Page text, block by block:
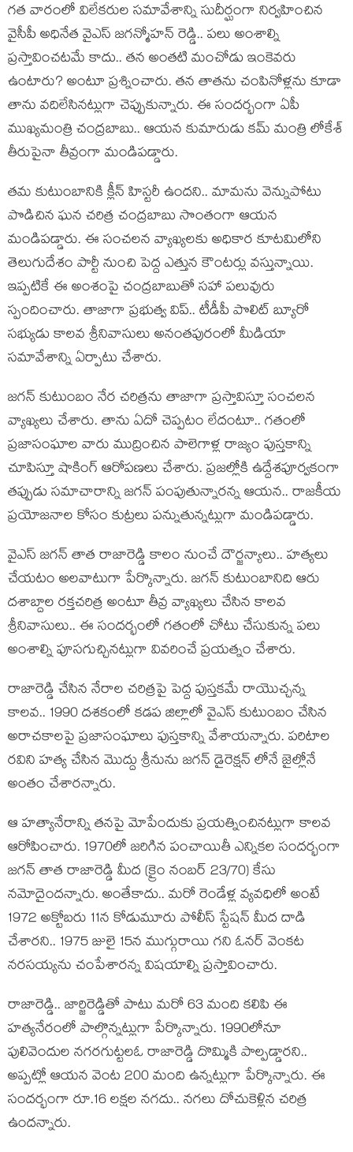
గ‌త వారంలో విలేక‌రుల స‌మావేశాన్ని సుదీర్ఘంగా నిర్వ‌హించిన
వైసీపీ అధినేత వైఎస్ జ‌గ‌న్మోహ‌న్ రెడ్డి.. ప‌లు అంశాల్ని
ప్ర‌స్తావించ‌ట‌మే కాదు.. త‌న అంత‌టి మంచోడు ఇంకెవ‌రు
ఉంటారు? అంటూ ప్ర‌శ్నించారు. త‌న తాత‌ను చంపినోళ్ల‌ను కూడా
తాను వ‌దిలేసినట్లుగా చెప్పుకున్నారు. ఈ సంద‌ర్భంగా ఏపీ
ముఖ్య‌మంత్రి చంద్ర‌బాబు.. ఆయ‌న కుమారుడు క‌మ్ మంత్రి లోకేశ్
తీరుపైనా తీవ్రంగా మండిప‌డ్డారు.
త‌మ కుటుంబానికి క్లీన్ హిస్ట‌రీ ఉంద‌ని.. మామ‌ను వెన్నుపోటు
పొడిచిన ఘ‌న చ‌రిత్ర చంద్ర‌బాబు సొంతంగా ఆయ‌న
మండిప‌డ్డారు. ఈ సంచ‌ల‌న వ్యాఖ్య‌ల‌కు అధికార కూట‌మిలోని
తెలుగుదేశం పార్టీ నుంచి పెద్ద ఎత్తున కౌంట‌ర్లు వ‌స్తున్నాయి.
ఇప్ప‌టికే ఈ అంశంపై చంద్ర‌బాబుతో స‌హా ప‌లువురు
స్పందించారు. తాజాగా ప్ర‌భుత్వ విప్.. టీడీపీ పొలిట్ బ్యూరో
స‌భ్యుడు కాల‌వ శ్రీనివాసులు అనంత‌పురంలో మీడియా
స‌మావేశాన్ని ఏర్పాటు చేశారు.
జ‌గ‌న్ కుటుంబం నేర చ‌రిత్ర‌ను తాజాగా ప్ర‌స్తావిస్తూ సంచ‌ల‌న
వ్యాఖ్య‌లు చేశారు. తాను ఏదో చెప్ప‌టం లేదంటూ.. గ‌తంలో
ప్ర‌జాసంఘాల వారు ముద్రించిన పాలెగాళ్ల రాజ్యం పుస్త‌కాన్ని
చూపిస్తూ షాకింగ్ ఆరోప‌ణ‌లు చేశారు. ప్ర‌జ‌ల్లోకి ఉద్దేశ‌పూర్వ‌కంగా
త‌ప్పుడు స‌మాచారాన్ని జ‌గ‌న్ పంపుతున్నార‌న్న ఆయ‌న‌.. రాజ‌కీయ
ప్ర‌యోజ‌నాల కోసం కుట్ర‌లు ప‌న్నుతున్న‌ట్లుగా మండిప‌డ్డారు.
వైఎస్ జ‌గ‌న్ తాత రాజారెడ్డి కాలం నుంచే దౌర్జ‌న్యాలు.. హ‌త్య‌లు
చేయ‌టం అల‌వాటుగా పేర్కొన్నారు. జ‌గ‌న్ కుటుంబానిది ఆరు
ద‌శాబ్దాల ర‌క్త‌చ‌రిత్ర అంటూ తీవ్ర వ్యాఖ్య‌లు చేసిన కాల‌వ
శ్రీనివాసులు.. ఈ సంద‌ర్భంలో గ‌తంలో చోటు చేసుకున్న ప‌లు
అంశాల్ని పూస‌గుచ్చిన‌ట్లుగా వివ‌రించే ప్ర‌య‌త్నం చేశారు.
రాజారెడ్డి చేసిన నేరాల చ‌రిత్ర‌పై పెద్ద పుస్త‌క‌మే రాయొచ్చ‌న్న
కాల‌వ‌.. 1990 ద‌శ‌కంలో క‌డ‌ప జిల్లాలో వైఎస్ కుటుంబం చేసిన
అరాచ‌కాల‌పై ప్ర‌జాసంఘాలు పుస్త‌కాన్ని వేశాయ‌న్నారు. ప‌రిటాల
ర‌విని హ‌త్య చేసిన మొద్దు శ్రీనును జ‌గ‌న్ డైరెక్ష‌న్ లోనే జైల్లోనే
అంతం చేశార‌న్నారు.
ఆ హ‌త్యానేరాన్ని త‌న‌పై మోపేందుకు ప్ర‌య‌త్నించిన‌ట్లుగా కాల‌వ
ఆరోపించారు. 1970లో జ‌రిగిన పంచాయితీ ఎన్నిక‌ల సంద‌ర్భంగా
జ‌గ‌న్ తాత రాజారెడ్డి మీద (క్రైం నంబర్‌ 23/70) కేసు
న‌మోదైందన్నారు. అంతేకాదు.. మ‌రో రెండేళ్ల వ్య‌వ‌ధిలో అంటే
1972 అక్టోబ‌రు 11న కోడుమూరు పోలీస్ స్టేష‌న్ మీద దాడి
చేశార‌ని.. 1975 జులై 15న ముగ్గురాయి గ‌ని ఓన‌ర్ వెంక‌ట
న‌ర‌స‌య్య‌ను చంపేశార‌న్న విష‌యాల్ని ప్ర‌స్తావించారు.
రాజారెడ్డి.. జార్జిరెడ్డితో పాటు మ‌రో 63 మంది క‌లిపి ఈ
హ‌త్య‌నేరంలో పాల్గొన్న‌ట్లుగా పేర్కొన్నారు. 1990లోనూ
పులివెందుల న‌గ‌ర‌గుట్ట‌లఓ రాజారెడ్డి దొమ్మికి పాల్ప‌డ్డార‌ని..
అప్ప‌ట్లో ఆయ‌న వెంట 200 మంది ఉన్న‌ట్లుగా పేర్కొన్నారు. ఈ
సంద‌ర్భంగా రూ.16 ల‌క్ష‌ల న‌గ‌దు.. న‌గ‌లు దోచుకెళ్లిన చ‌రిత్ర
ఉంద‌న్నారు.